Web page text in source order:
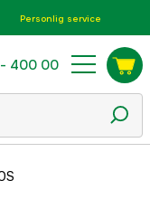
Personlig service
400 00